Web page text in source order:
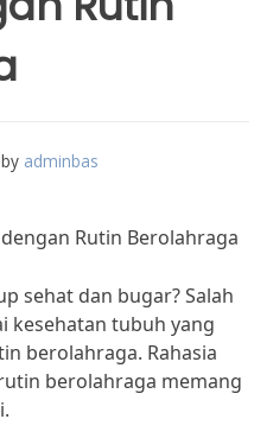
by adminbas
Rutin Berolahraga
sehat dan bugar? Salah
kesehatan tubuh yang
berolahraga. Rahasia
berolahraga memang